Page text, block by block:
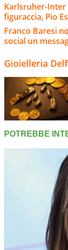
Karlsruher-Inter
figuraccia, Pio
Franco Baresi
social un
Gioielleria